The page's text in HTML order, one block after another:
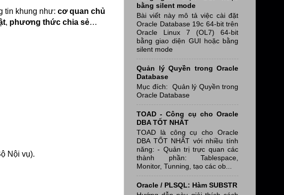
tin khung như: cơ quan chủ
, phương thức chia sẻ…
Nội vụ).
bằng silent mode
Bài viết này mô tả việc cài đặt
Oracle Database 19c 64-bit trên
Oracle Linux 7 (OL7) 64-bit
bằng giao diện GUI hoặc bằng
silent mode
Quản lý Quyền trong Oracle
Database
Mục đích: Quản lý Quyền trong
Oracle Database
TOAD - Công cụ cho Oracle
DBA TỐT NHẤT
TOAD là công cụ cho Oracle
DBA TỐT NHẤT với nhiều tính
năng: - Quản trị trực quan các
thành phần: Tablespace,
Monitor, Tunning, tạo các ob...
Oracle / PLSQL: Hàm SUBSTR